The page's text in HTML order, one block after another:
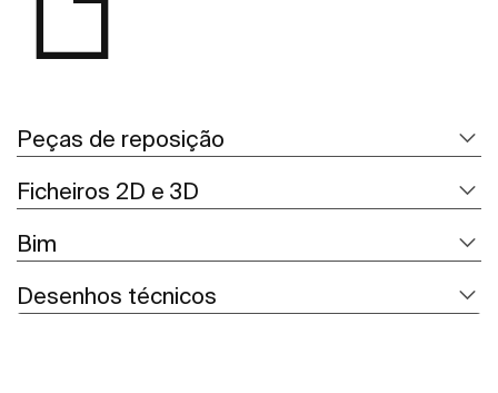
Peças de reposição
Ficheiros 2D e 3D
Bim
Desenhos técnicos